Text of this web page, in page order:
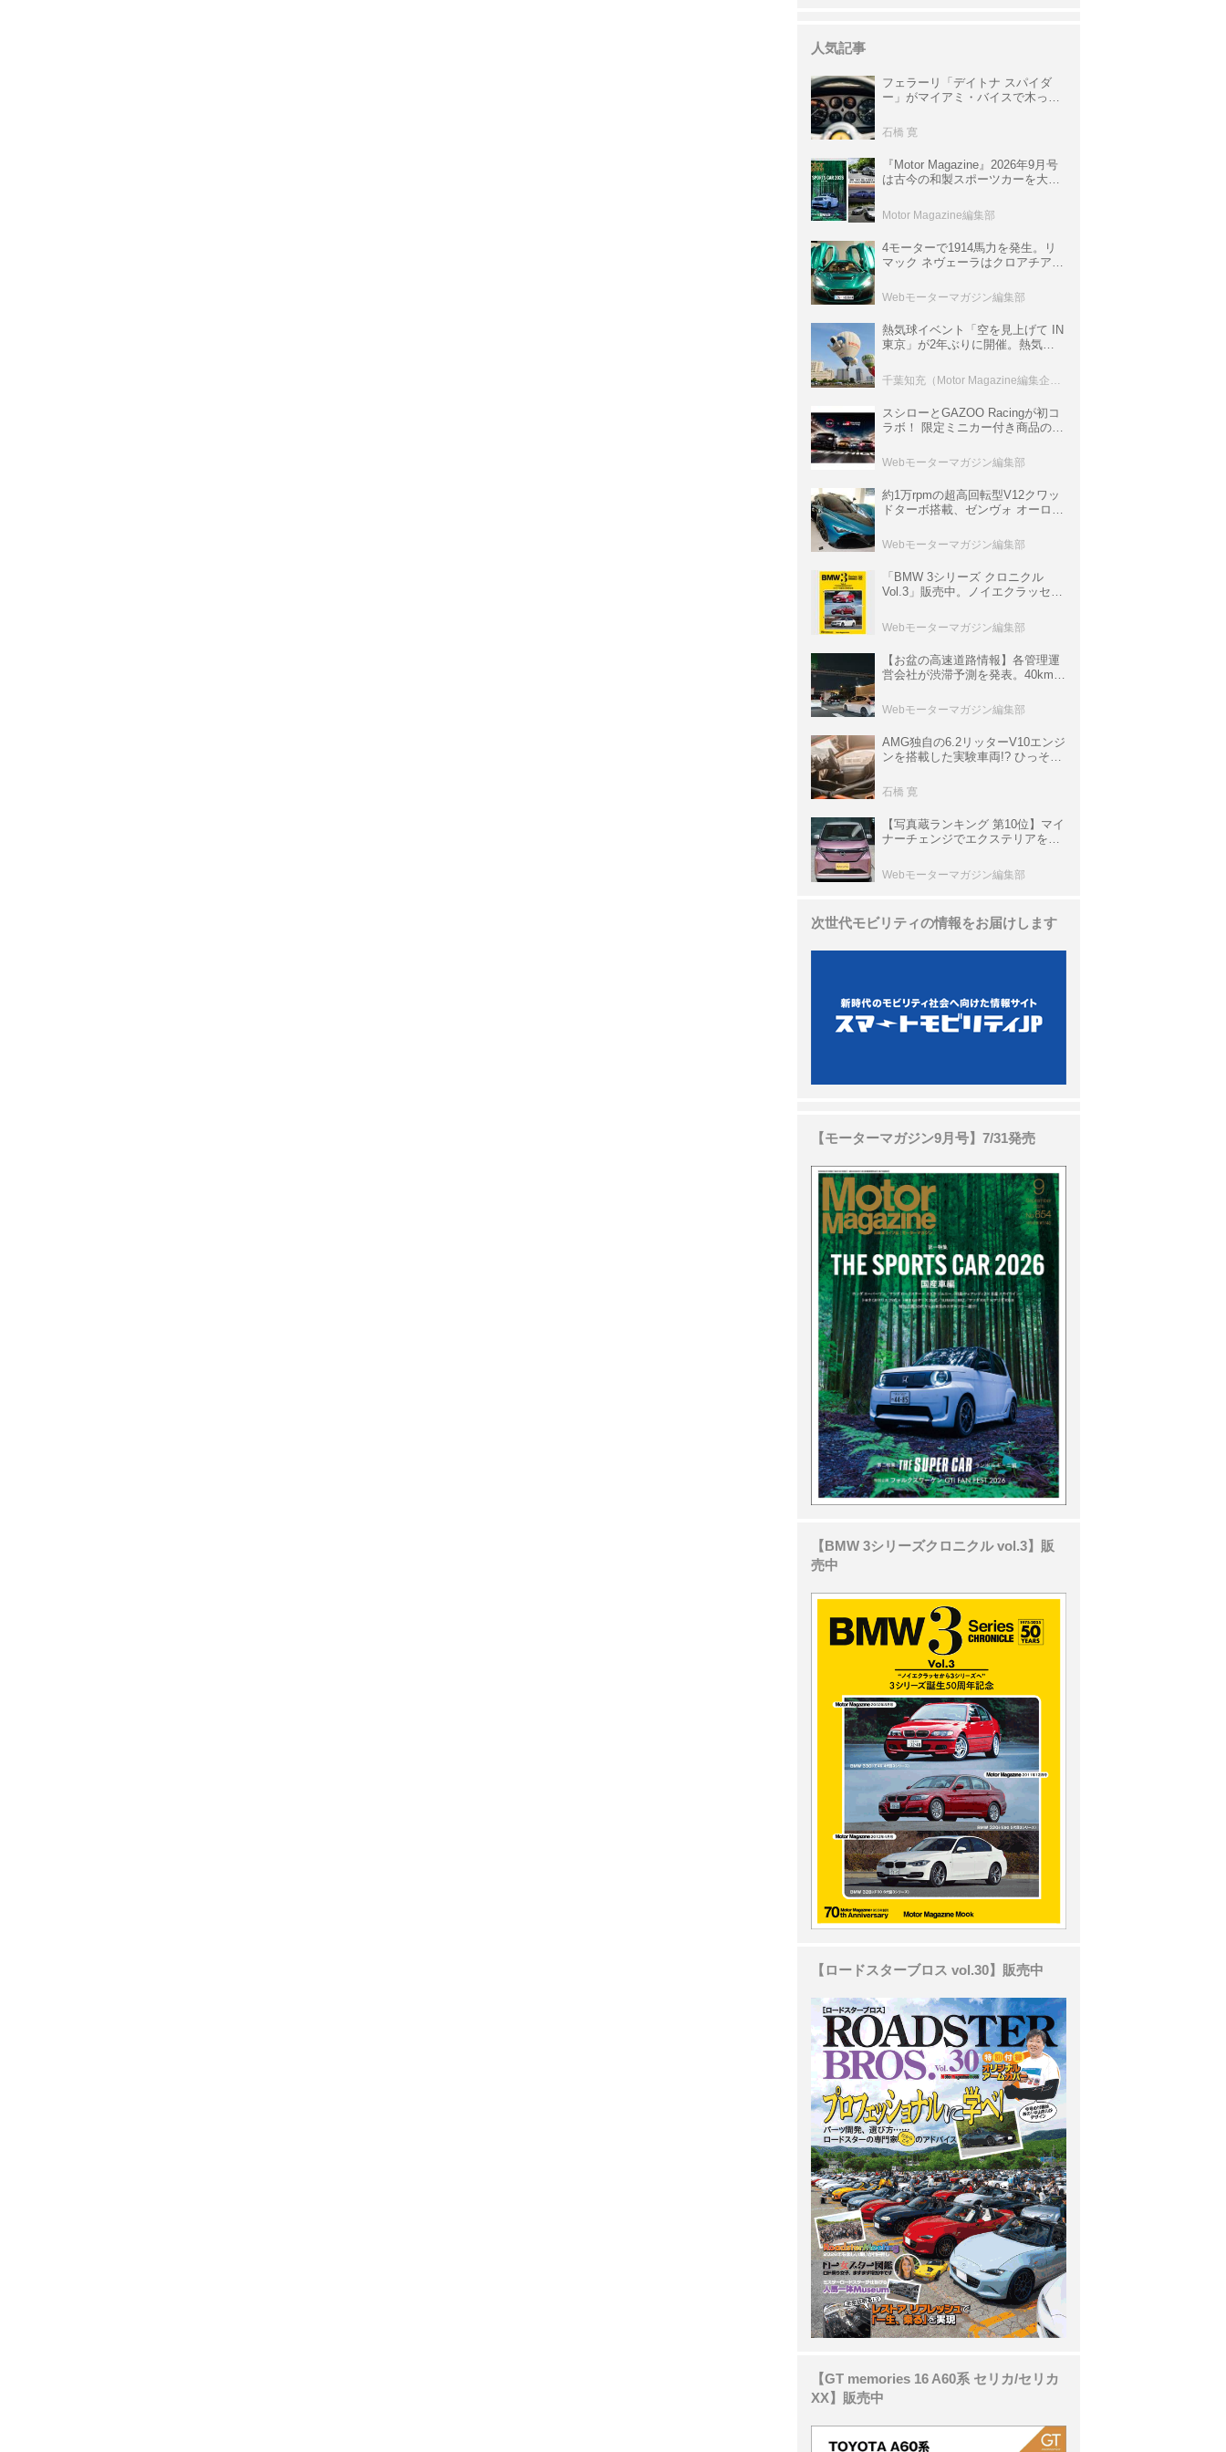
人気記事
フェラーリ「デイトナ スパイダ
ー」がマイアミ・バイスで木っ端
サ」に化けた理由
石橋 寛
『Motor Magazine』2026年9月号
は古今の和製スポーツカーを大特
情報も満載
Motor Magazine編集部
4モーターで1914馬力を発生。リ
マック ネヴェーラはクロアチア発
ロニクル・完全版／115】
Webモーターマガジン編集部
熱気球イベント「空を見上げて IN
東京」が2年ぶりに開催。熱気球
室などのコンテンツも
スシローとGAZOO Racingが初コ
ラボ！ 限定ミニカー付き商品の
ト体験があたる抽選企画などを展
開
Webモーターマガジン編集部
約1万rpmの超高回転型V12クワッ
ドターボ搭載、ゼンヴォ オーロラ
イパーカー【スーパーカークロニ
クル・完全版／116】
Webモーターマガジン編集部
「BMW 3シリーズ クロニクル
Vol.3」販売中。ノイエクラッセか
ムック
Webモーターマガジン編集部
【お盆の高速道路情報】各管理運
営会社が渋滞予測を発表。40km以
数ある
Webモーターマガジン編集部
AMG独自の6.2リッターV10エンジ
ンを搭載した実験車両!? ひっそり
P900 プロトタイプ」とは
石橋 寛
【写真蔵ランキング 第10位】マイ
ナーチェンジでエクステリアを刷
クラ」
Webモーターマガジン編集部
次世代モビリティの情報をお届けします
【モーターマガジン9月号】7/31発売
【BMW 3シリーズクロニクル vol.3】販
売中
【ロードスターブロス vol.30】販売中
【GT memories 16 A60系 セリカ/セリカ
XX】販売中